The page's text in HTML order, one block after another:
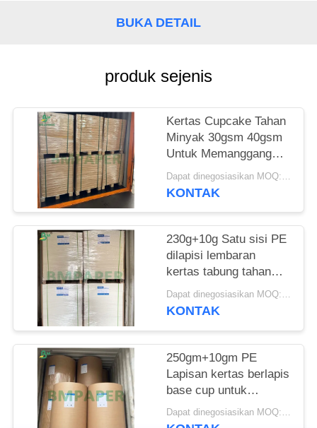
BUKA DETAIL
produk sejenis
Kertas Cupcake Tahan
Minyak 30gsm 40gsm
Untuk Memanggang
Ukuran 8,5 x 11 Inci
Dapat dinegosiasikan MOQ:1 Ton
KONTAK
230g+10g Satu sisi PE
dilapisi lembaran
kertas tabung tahan
kebocoran
Dapat dinegosiasikan MOQ:3 tons
KONTAK
250gm+10gm PE
Lapisan kertas berlapis
base cup untuk
membuat kertas cup
Dapat dinegosiasikan MOQ:3 tons